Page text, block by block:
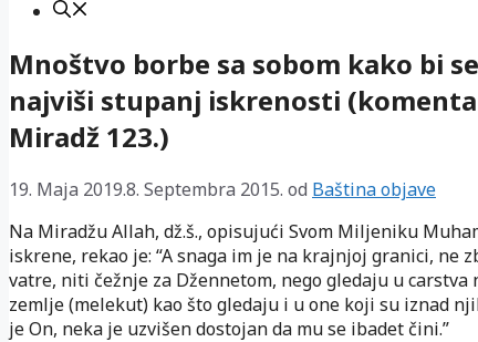
Mnoštvo borbe sa sobom kako bi
najviši stupanj iskrenosti
Miradž 123.)
19. Maja 2019.8. Septembra 2015. od Baština objave
Na Miradžu Allah, dž.š., opisujući Svom Miljeniku
iskrene, rekao je: “A snaga im je na krajnjoj granici, ne
vatre, niti čežnje za Džennetom, nego gledaju u carstva
zemlje (melekut) kao što gledaju i u one koji su iznad
je On, neka je uzvišen dostojan da mu se ibadet čini.”